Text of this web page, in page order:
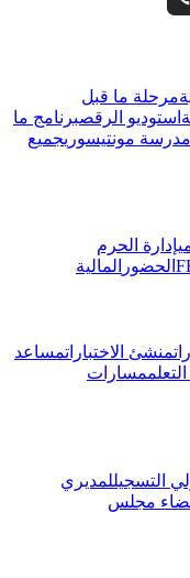
مرحلة ما قبل
استوديو الرقصبرنامج ما
مدرسة مونتيسوريجميع
إدارة الحرم
الحضور المالية
منشئ الاختباراتمساعد
مسارات
التسجيللمديري
مجلس